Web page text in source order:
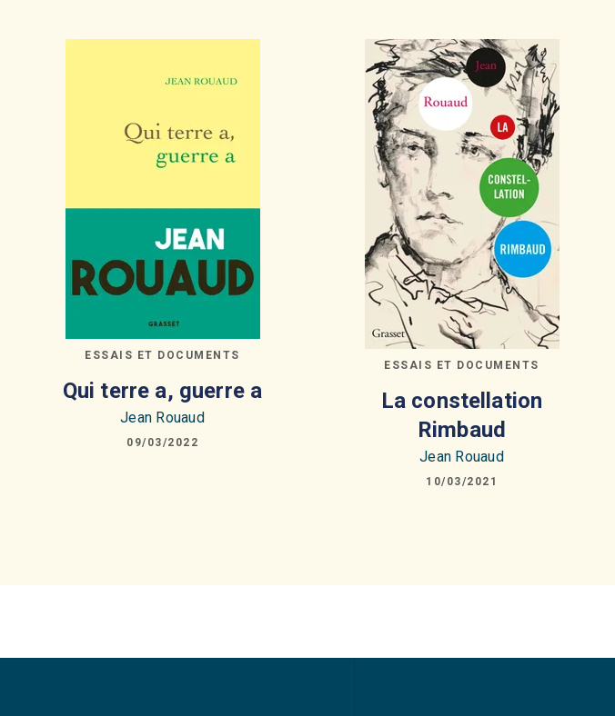
ESSAIS ET DOCUMENTS
Qui terre a, guerre a
Jean Rouaud
09/03/2022
ESSAIS ET DOCUMENTS
La constellation
Rimbaud
Jean Rouaud
10/03/2021